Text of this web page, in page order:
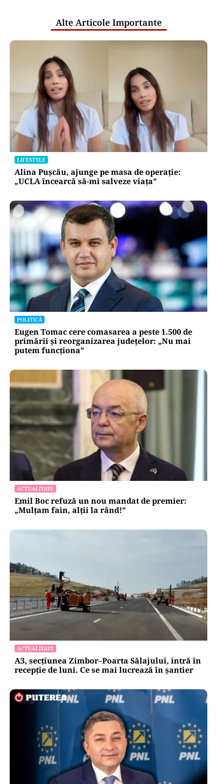
Alte Articole Importante
LIFESTYLE
Alina Pușcău, ajunge pe masa de operație:
„UCLA încearcă să-mi salveze viața”
POLITICĂ
Eugen Tomac cere comasarea a peste 1.500 de
primării și reorganizarea județelor: „Nu mai
putem funcționa”
ACTUALITATE
Emil Boc refuză un nou mandat de premier:
„Mulțam fain, alții la rând!”
ACTUALITATE
A3, secțiunea Zimbor–Poarta Sălajului, intră în
recepție de luni. Ce se mai lucrează în șantier